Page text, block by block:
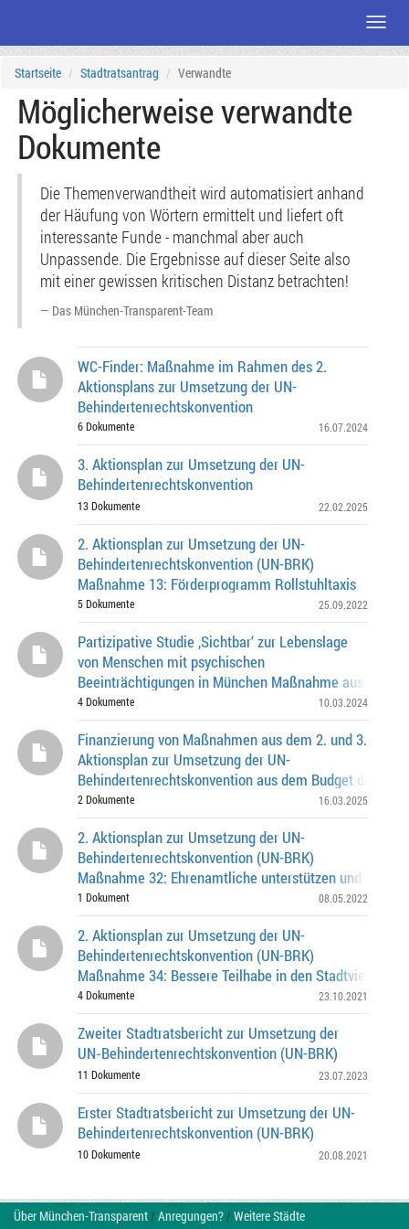
Seiteninhalt
Startseite Stadtratsantrag Verwandte
Möglicherweise verwandte
Dokumente
Die Themenverwandtheit wird automatisiert anhand
der Häufung von Wörtern ermittelt und liefert oft
interessante Funde - manchmal aber auch
Unpassende. Die Ergebnisse auf dieser Seite also
mit einer gewissen kritischen Distanz betrachten!
Das München-Transparent-Team
WC-Finder: Maßnahme im Rahmen des 2.
Aktionsplans zur Umsetzung der UN-
Behindertenrechtskonvention
6 Dokumente 16.07.2024
3. Aktionsplan zur Umsetzung der UN-
Behindertenrechtskonvention
13 Dokumente 22.02.2025
2. Aktionsplan zur Umsetzung der UN-
Behindertenrechtskonvention (UN-BRK)
Maßnahme 13: Förderprogramm Rollstuhltaxis
5 Dokumente 25.09.2022
Partizipative Studie ‚Sichtbar‘ zur Lebenslage
von Menschen mit psychischen
Beeinträchtigungen in München Maßnahme aus dem 2.
Aktionsplan zur Umsetzung der UN-
Behindertenrechtskonvention
4 Dokumente 10.03.2024
Finanzierung von Maßnahmen aus dem 2. und 3.
Aktionsplan zur Umsetzung der UN-
Behindertenrechtskonvention aus dem Budget des
Sozialreferats Sozialpädagogisch begleitete
von Hau
2 Dokumente 16.03.2025
2. Aktionsplan zur Umsetzung der UN-
Behindertenrechtskonvention (UN-BRK)
Maßnahme 32: Ehrenamtliche unterstützen und
Menschen mit Behinderungen Ergebnis des
Trägerschaftsauswahlverf
1 Dokument 08.05.2022
2. Aktionsplan zur Umsetzung der UN-
Behindertenrechtskonvention (UN-BRK)
Maßnahme 34: Bessere Teilhabe in den Stadtvierteln
Fortführung der Finanzierung der Anlaufstellen
Stadtbezi
4 Dokumente 23.10.2021
Zweiter Stadtratsbericht zur Umsetzung der
UN‑Behindertenrechtskonvention (UN-BRK)
11 Dokumente 23.07.2023
Erster Stadtratsbericht zur Umsetzung der UN-
Behindertenrechtskonvention (UN-BRK)
10 Dokumente 20.08.2021
Über München-Transparent/Anregungen?/Weitere Städte